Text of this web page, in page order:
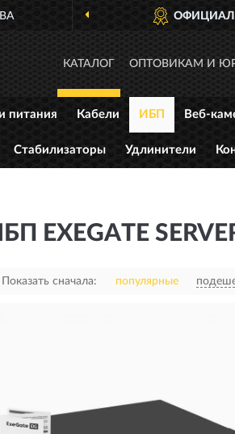
КАТАЛОГ ОПТОВИКАМ И
питания Кабели ИБП Веб-
Стабилизаторы Удлинители
EXEGATE
Показать сначала: популярные